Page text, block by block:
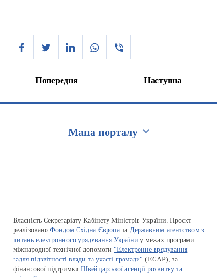
Попередня Наступна
Мапа порталу
Власність Секретаріату Кабінету Міністрів України. Проєкт
реалізованоФондом Східна Європа та Державним агентством з
питань електронного урядування України у межах програми
міжнародної технічної допомоги "Електронне врядування
задля підзвітності влади та участі громади" (EGAP), за
фінансової підтримкиШвейцарської агенції розвитку та